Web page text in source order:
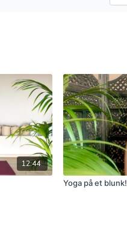
12:44
Yoga på et blunk!